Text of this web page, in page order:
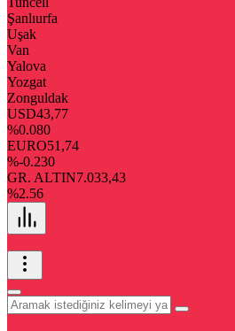
Şanlıurfa
Uşak
Van
Yalova
Yozgat
Zonguldak
USD43,77
%0.080
EURO51,74
%-0.230
GR. ALTIN7.033,43
%2.56